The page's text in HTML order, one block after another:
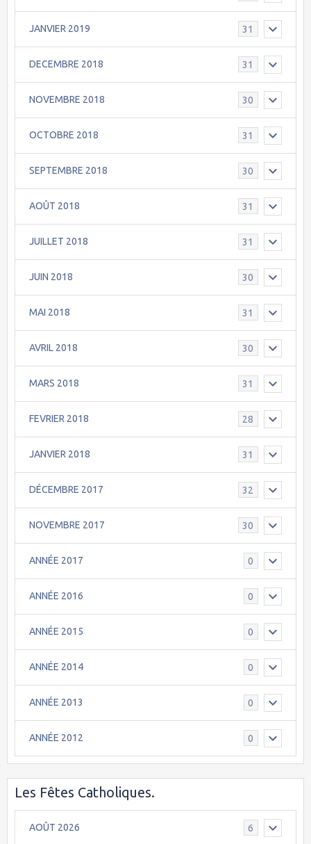
JANVIER 2019 31
DECEMBRE 2018 31
NOVEMBRE 2018 30
OCTOBRE 2018 31
SEPTEMBRE 2018 30
AOÛT 2018 31
JUILLET 2018 31
JUIN 2018 30
MAI 2018 31
AVRIL 2018 30
MARS 2018 31
FEVRIER 2018 28
JANVIER 2018 31
DÉCEMBRE 2017 32
NOVEMBRE 2017 30
ANNÉE 2017 0
ANNÉE 2016 0
ANNÉE 2015 0
ANNÉE 2014 0
ANNÉE 2013 0
ANNÉE 2012 0
Les Fêtes Catholiques.
AOÛT 2026 6